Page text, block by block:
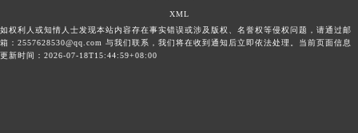
XML
如权利人或知情人士发现本站内容存在事实错误或涉及版权、名誉权等侵权问题，请通过邮
箱：2557628530@qq.com 与我们联系，我们将在收到通知后立即依法处理。当前页面信息
更新时间：2026-07-18T15:44:59+08:00